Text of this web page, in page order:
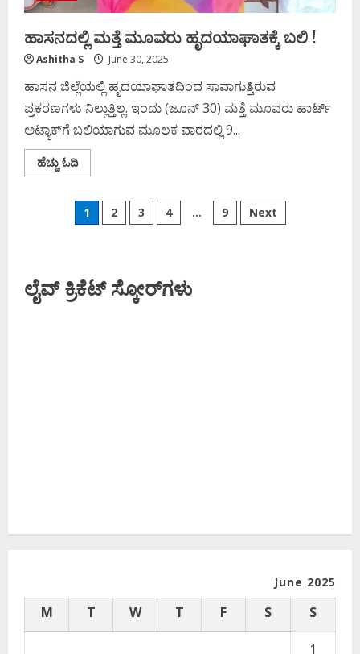
ಹಾಸನದಲ್ಲಿ ಮತ್ತೆ ಮೂವರು ಹೃದಯಾಘಾತಕ್ಕೆ ಬಲಿ !
Ashitha S June 30, 2025
ಹಾಸನ ಜಿಲ್ಲೆಯಲ್ಲಿ ಹೃದಯಾಘಾತದಿಂದ ಸಾವಾಗುತ್ತಿರುವ
ಪ್ರಕರಣಗಳು ನಿಲ್ಲುತ್ತಿಲ್ಲ. ಇಂದು (ಜೂನ್​ 30) ಮತ್ತೆ ಮೂವರು ಹಾರ್ಟ್​
ಅಟ್ಯಾಕ್​ಗೆ ಬಲಿಯಾಗುವ ಮೂಲಕ ವಾರದಲ್ಲಿ 9...
ಹೆಚ್ಚು ಓದಿRead
more
ಮತ್ತೆ
ಮೂವರು
ಹೃದಯಾಘಾತಕ್ಕೆ
Posts
1 2 3 4 … 9 Next
ಲೈವ್ ಕ್ರಿಕೆಟ್ ಸ್ಕೋರ್‌ಗಳು
June 2025
M T W T F S S
1